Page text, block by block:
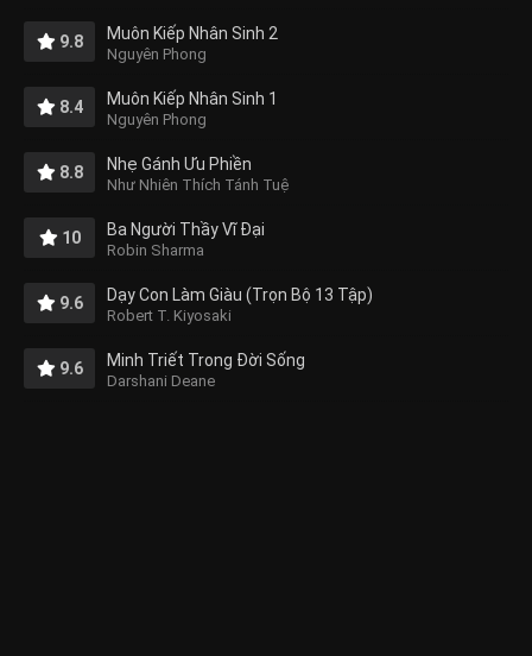
9.8 Muôn Kiếp Nhân Sinh 2
Nguyên Phong
8.4 Muôn Kiếp Nhân Sinh 1
Nguyên Phong
8.8 Nhẹ Gánh Ưu Phiền
Như Nhiên Thích Tánh Tuệ
10 Ba Người Thầy Vĩ Đại
Robin Sharma
9.6 Dạy Con Làm Giàu (Trọn Bộ 13 Tập)
Robert T. Kiyosaki
9.6 Minh Triết Trong Đời Sống
Darshani Deane